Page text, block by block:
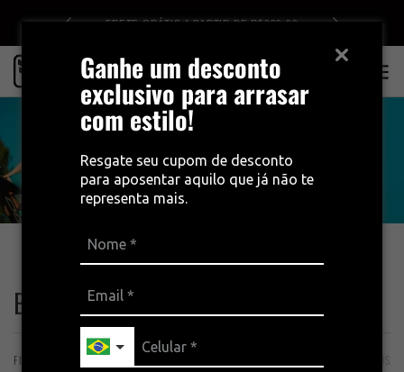
Ganhe um desconto
exclusivo para arrasar
com estilo!
Resgate seu cupom de desconto
para aposentar aquilo que já não te
representa mais.
R$499 FRETE GRÁTIS A PARTIR DE R$399,00
BERMUDAS FREE FORCE
BERMUDAS FREE FORCE
FILTROS 15 PRODUTOS